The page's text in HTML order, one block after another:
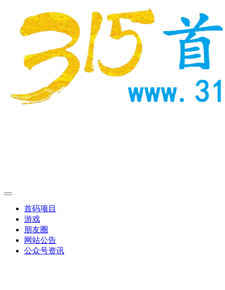
首码项目
游戏
朋友圈
网站公告
公众号资讯